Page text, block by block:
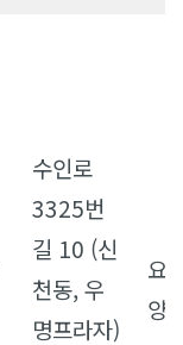
수인로
3325번
길 10 (신
천동, 우
명프라자)
요
양